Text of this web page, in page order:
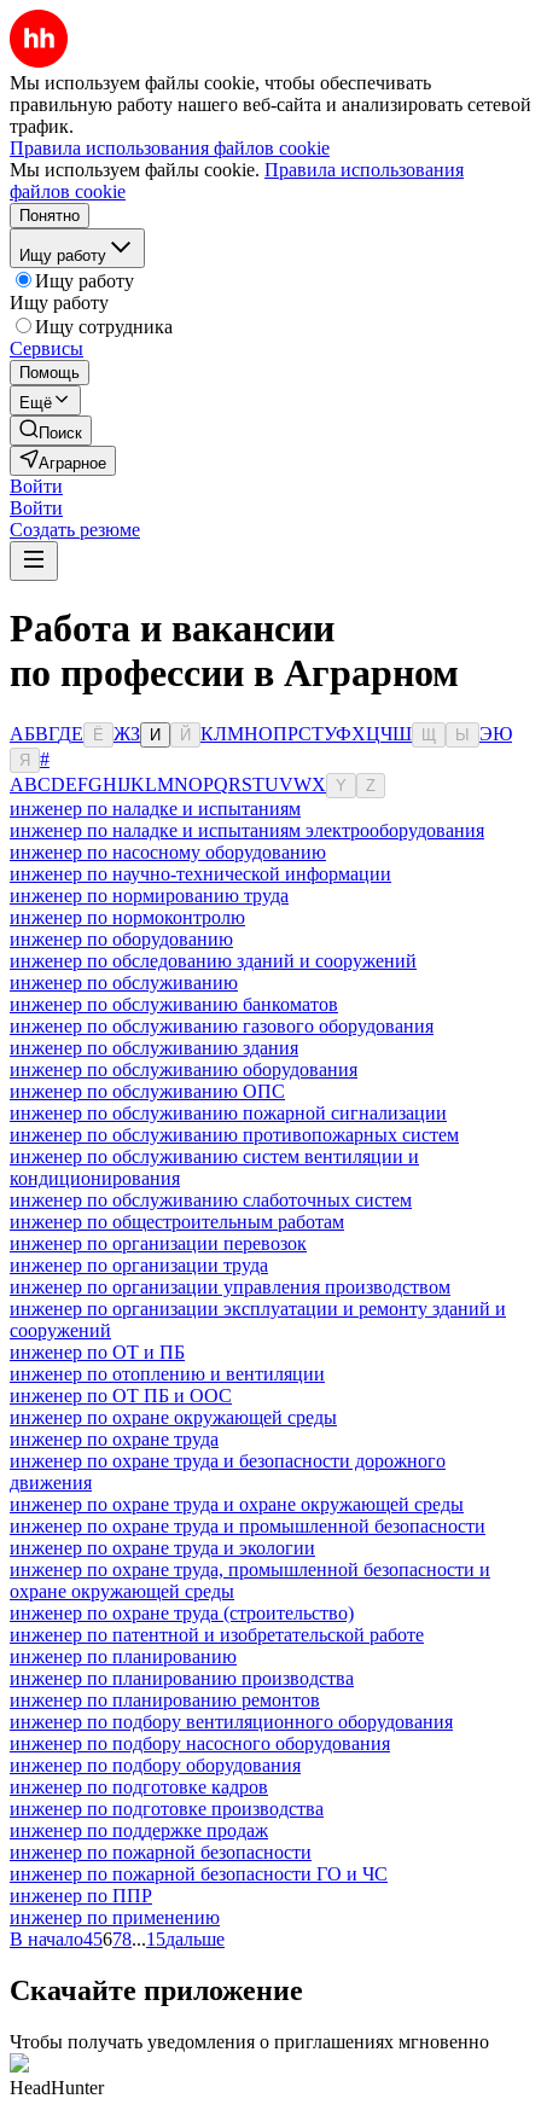
Мы используем файлы cookie, чтобы обеспечивать
правильную работу нашего веб-сайта и анализировать сетевой
трафик.
Правила использования файлов cookie
Мы используем файлы cookie. Правила использования
файлов cookie
Понятно
Ищу работу
Ищу работу
Ищу работу
Ищу сотрудника
Сервисы
Помощь
Ещё
Поиск
Аграрное
Войти
Войти
Создать резюме
Работа и вакансии
по профессии в Аграрном
АБВГДЕ Ё ЖЗ И Й КЛМНОПРСТУФХЦЧШ Ы ЭЮ
Я
#
ABCDEFGHIJKLMNOPQRSTUVWX Y Z
инженер по наладке и испытаниям
инженер по наладке и испытаниям электрооборудования
инженер по насосному оборудованию
инженер по научно-технической информации
инженер по нормированию труда
инженер по нормоконтролю
инженер по оборудованию
инженер по обследованию зданий и сооружений
инженер по обслуживанию
инженер по обслуживанию банкоматов
инженер по обслуживанию газового оборудования
инженер по обслуживанию здания
инженер по обслуживанию оборудования
инженер по обслуживанию ОПС
инженер по обслуживанию пожарной сигнализации
инженер по обслуживанию противопожарных систем
инженер по обслуживанию систем вентиляции и
кондиционирования
инженер по обслуживанию слаботочных систем
инженер по общестроительным работам
инженер по организации перевозок
инженер по организации труда
инженер по организации управления производством
инженер по организации эксплуатации и ремонту зданий и
сооружений
инженер по ОТ и ПБ
инженер по отоплению и вентиляции
инженер по ОТ ПБ и ООС
инженер по охране окружающей среды
инженер по охране труда
инженер по охране труда и безопасности дорожного
движения
инженер по охране труда и охране окружающей среды
инженер по охране труда и промышленной безопасности
инженер по охране труда и экологии
инженер по охране труда, промышленной безопасности и
охране окружающей среды
инженер по охране труда (строительство)
инженер по патентной и изобретательской работе
инженер по планированию
инженер по планированию производства
инженер по планированию ремонтов
инженер по подбору вентиляционного оборудования
инженер по подбору насосного оборудования
инженер по подбору оборудования
инженер по подготовке кадров
инженер по подготовке производства
инженер по поддержке продаж
инженер по пожарной безопасности
инженер по пожарной безопасности ГО и ЧС
инженер по ППР
инженер по применению
В начало45678...15дальше
Скачайте приложение
Чтобы получать уведомления о приглашениях мгновенно
HeadHunter